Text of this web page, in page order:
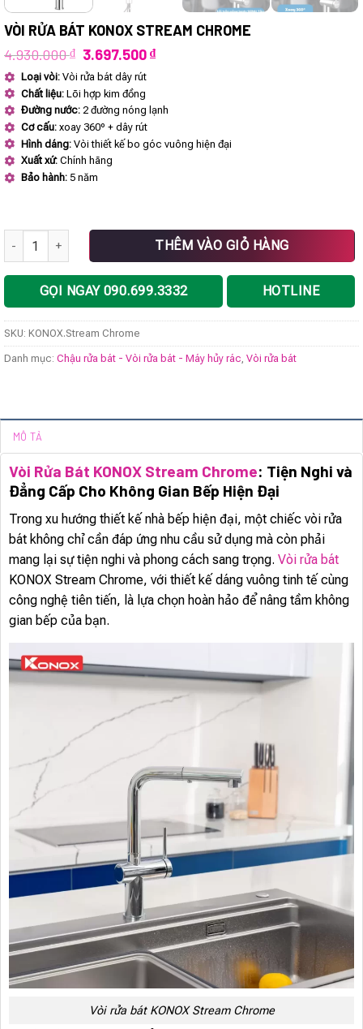
VÒI RỬA BÁT KONOX STREAM CHROME
4.930.000₫ Giá
gốc
là:
4.930.000 ₫.
3.697.500₫Giá
3.697.500 ₫.
Loại vòi: Vòi rửa bát dây rút
Chất liệu: Lõi hợp kim đồng
Đường nước: 2 đường nóng lạnh
Cơ cấu: xoay 360º + dây rút
Hình dáng: Vòi thiết kế bo góc vuông hiện đại
Xuất xứ: Chính hãng
Bảo hành: 5 năm
Vòi rửa bát KONOX Stream Chrome số lượng
THÊM VÀO GIỎ HÀNG
GỌI NGAY 090.699.3332 HOTLINE
SKU: KONOX.Stream Chrome
Danh mục: Chậu rửa bát - Vòi rửa bát - Máy hủy rác, Vòi rửa bát
MÔ TẢ
Vòi Rửa Bát KONOX Stream Chrome: Tiện Nghi và
Đẳng Cấp Cho Không Gian Bếp Hiện Đại
Trong xu hướng thiết kế nhà bếp hiện đại, một chiếc vòi rửa
bát không chỉ cần đáp ứng nhu cầu sử dụng mà còn phải
mang lại sự tiện nghi và phong cách sang trọng. Vòi rửa bát
KONOX Stream Chrome, với thiết kế dáng vuông tinh tế cùng
công nghệ tiên tiến, là lựa chọn hoàn hảo để nâng tầm không
gian bếp của bạn.
Vòi rửa bát KONOX Stream Chrome